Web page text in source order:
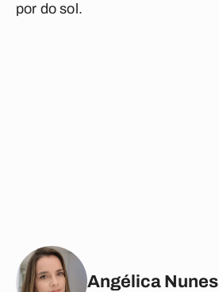
por do sol.
Angélica Nunes